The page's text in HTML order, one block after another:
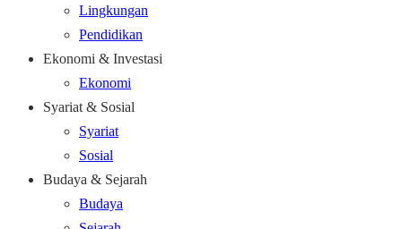
Lingkungan
Pendidikan
Ekonomi & Investasi
Ekonomi
Syariat & Sosial
Syariat
Sosial
Budaya & Sejarah
Budaya